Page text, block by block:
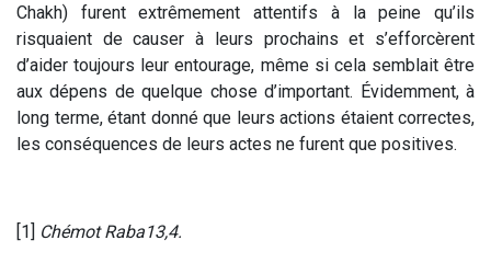
Chakh) furent extrêmement attentifs à la peine qu’ils
risquaient de causer à leurs prochains et s’efforcèrent
d’aider toujours leur entourage, même si cela semblait être
aux dépens de quelque chose d’important. Évidemment, à
long terme, étant donné que leurs actions étaient correctes,
les conséquences de leurs actes ne furent que positives.
[1] Chémot Raba13,4.